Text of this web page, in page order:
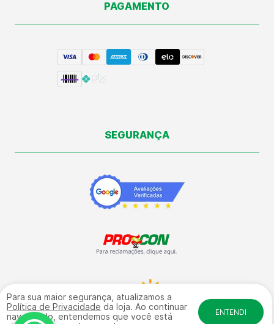
Para sua maior segurança, atualizamos a
Política de Privacidade da loja. Ao continuar
navegando, entendemos que você está
ENTENDI
PAGAMENTO
SEGURANÇA